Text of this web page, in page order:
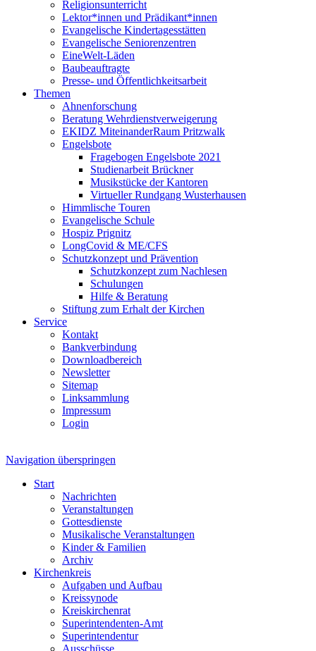
Religionsunterricht
Lektor*innen und Prädikant*innen
Evangelische Kindertagesstätten
Evangelische Seniorenzentren
EineWelt-Läden
Baubeauftragte
Presse- und Öffentlichkeitsarbeit
Themen
Ahnenforschung
Beratung Wehrdienstverweigerung
EKIDZ MiteinanderRaum Pritzwalk
Engelsbote
Fragebogen Engelsbote 2021
Studienarbeit Brückner
Musikstücke der Kantoren
Virtueller Rundgang Wusterhausen
Himmlische Touren
Evangelische Schule
Hospiz Prignitz
LongCovid & ME/CFS
Schutzkonzept und Prävention
Schutzkonzept zum Nachlesen
Schulungen
Hilfe & Beratung
Stiftung zum Erhalt der Kirchen
Service
Kontakt
Bankverbindung
Downloadbereich
Newsletter
Sitemap
Linksammlung
Impressum
Login
Navigation überspringen
Start
Nachrichten
Veranstaltungen
Gottesdienste
Musikalische Veranstaltungen
Kinder & Familien
Archiv
Kirchenkreis
Aufgaben und Aufbau
Kreissynode
Kreiskirchenrat
Superintendenten-Amt
Superintendentur
Ausschüsse